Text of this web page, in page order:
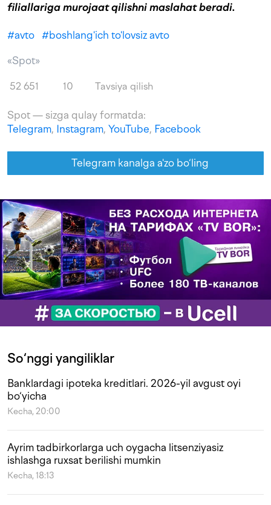
filiallariga murojaat qilishni maslahat beradi.
#avto #boshlang'ich to'lovsiz avto
«Spot»
52 651 10 Tavsiya qilish
Spot — sizga qulay formatda:
Telegram, Instagram, YouTube, Facebook
Telegram kanalga a'zo bo‘ling
So‘nggi yangiliklar
Banklardagi ipoteka kreditlari. 2026-yil avgust oyi
bo‘yicha
Kecha, 20:00
Ayrim tadbirkorlarga uch oygacha litsenziyasiz
ishlashga ruxsat berilishi mumkin
Kecha, 18:13